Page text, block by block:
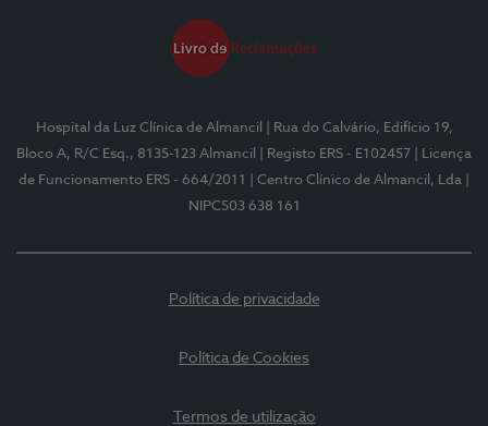
Hospital da Luz Clínica de Almancil
| Rua do Calvário, Edifício 19,
Bloco A, R/C Esq., 8135-123 Almancil
| Registo ERS - E102457
| Licença
de Funcionamento ERS - 664/2011
| Centro Clínico de Almancil, Lda
NIPC503 638 161
Política de privacidade
Política de Cookies
Termos de utilização